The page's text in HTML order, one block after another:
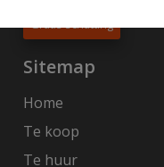
Gratis schatting
Sitemap
Home
Te koop
Te huur